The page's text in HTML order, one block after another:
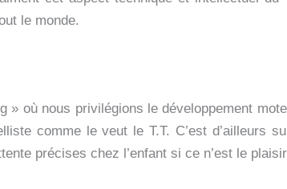
le monde.
où nous privilégions le développement
comme le veut le T.T. C’est d’ailleurs
précises chez l’enfant si ce n’est le